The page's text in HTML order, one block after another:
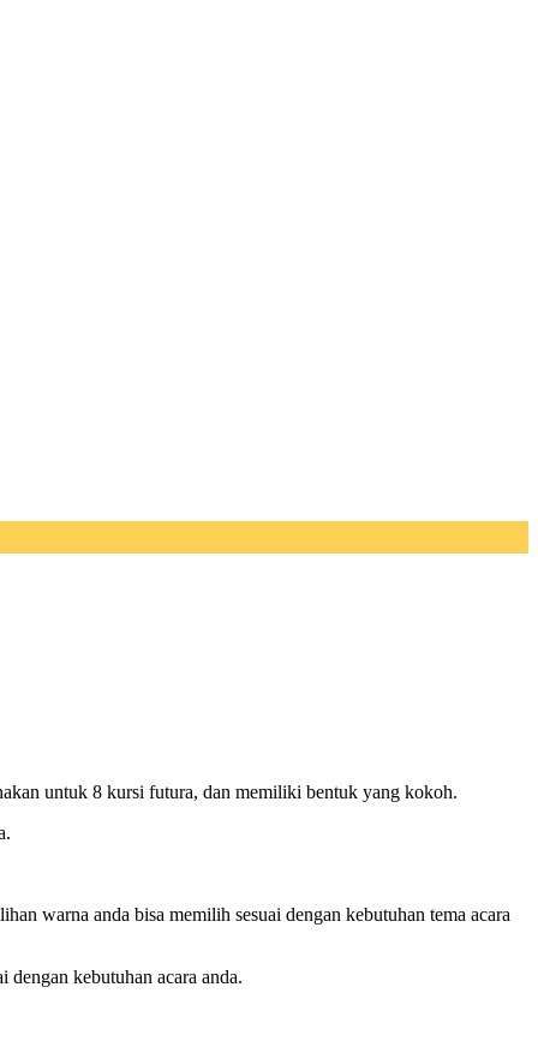
untuk 8 kursi futura, dan memiliki bentuk yang kokoh.
warna anda bisa memilih sesuai dengan kebutuhan tema acara
kebutuhan acara anda.